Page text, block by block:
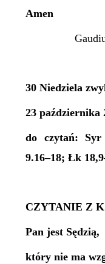
Amen
30 Niedziela
23 października
do czytań: Syr
9.16–18; Łk
CZYTANIE Z
Pan jest Sędzią,
który nie ma